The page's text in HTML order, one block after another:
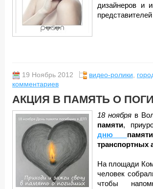
дизайнеров и
19 Ноябрь 2012 видео-ролики,
комментариев
АКЦИЯ В ПАМЯТЬ О
18 ноября в
памяти,
дню
транспортных
На площади
человек
чтобы